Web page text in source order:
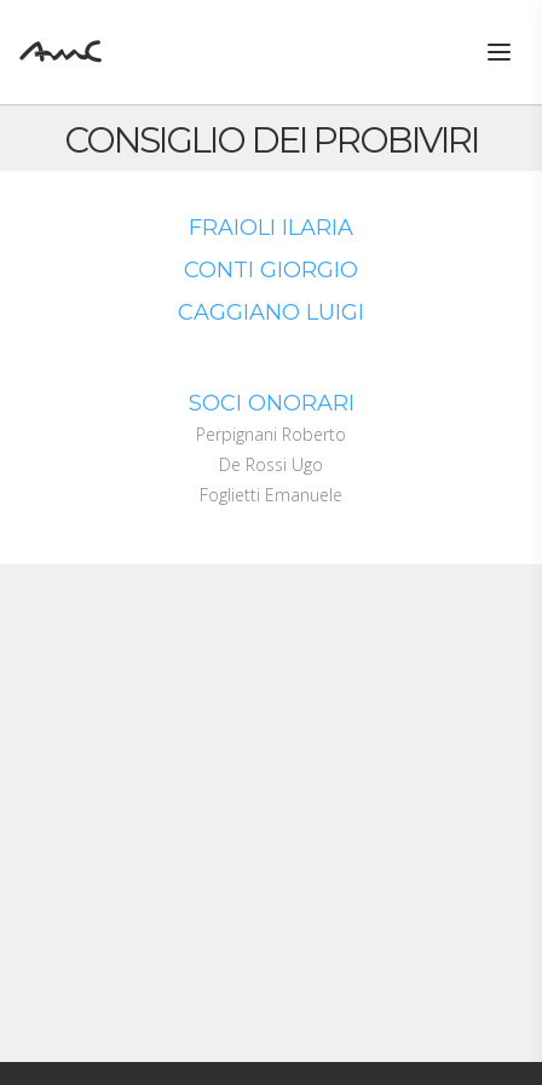
CONSIGLIO DEI PROBIVIRI
FRAIOLI ILARIA
CONTI GIORGIO
CAGGIANO LUIGI
SOCI ONORARI
Perpignani Roberto
De Rossi Ugo
Foglietti Emanuele